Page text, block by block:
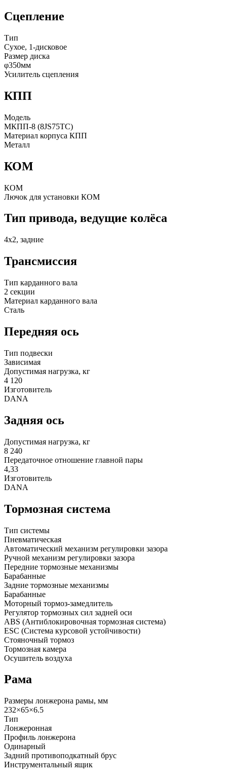
Сцепление
Тип
Сухое, 1-дисковое
Размер диска
φ350мм
Усилитель сцепления
КПП
Модель
МКПП-8 (8JS75TC)
Материал корпуса КПП
Металл
КОМ
КОМ
Лючок для установки КОМ
Тип привода, ведущие колёса
4х2, задние
Трансмиссия
Тип карданного вала
2 секции
Материал карданного вала
Сталь
Передняя ось
Тип подвески
Зависимая
Допустимая нагрузка, кг
4 120
Изготовитель
DANA
Задняя ось
Допустимая нагрузка, кг
8 240
Передаточное отношение главной пары
4,33
Изготовитель
DANA
Тормозная система
Тип системы
Пневматическая
Автоматический механизм регулировки зазора
Ручной механизм регулировки зазора
Передние тормозные механизмы
Барабанные
Задние тормозные механизмы
Барабанные
Моторный тормоз-замедлитель
Регулятор тормозных сил задней оси
ABS (Антиблокировочная тормозная система)
ESC (Система курсовой устойчивости)
Стояночный тормоз
Тормозная камера
Осушитель воздуха
Рама
Размеры лонжерона рамы, мм
232×65×6.5
Тип
Лонжеронная
Профиль лонжерона
Одинарный
Задний противоподкатный брус
Инструментальный ящик